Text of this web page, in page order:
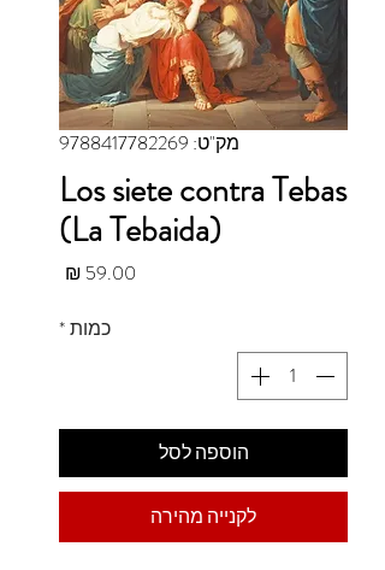
מק"ט: 9788417782269
Los siete contra Tebas
(La Tebaida)
כמות*
הוספה לסל
לקנייה מהירה